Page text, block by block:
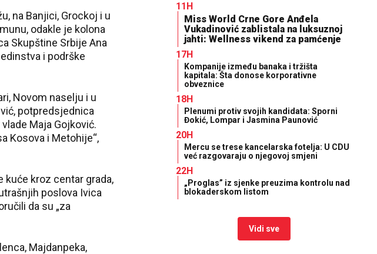
na Banjici, Grockoj i u
odakle je kolona
Skupštine Srbije Ana
i podrške
Novom naselju i u
potpredsjednica
Maja Gojković.
Kosova i Metohije“,
kuće kroz centar grada,
poslova Ivica
da su „za
Majdanpeka,
11H
Miss World Crne Gore Anđela
Vukadinović zablistala na luksuznoj
jahti: Wellness vikend za pamćenje
17H
Kompanije između banaka i tržišta
kapitala: Šta donose korporativne
obveznice
18H
Plenumi protiv svojih kandidata: Sporni
Đokić, Lompar i Jasmina Paunović
20H
Mercu se trese kancelarska fotelja: U CDU
već razgovaraju o njegovoj smjeni
22H
„Proglas” iz sjenke preuzima kontrolu nad
blokaderskom listom
Vidi sve